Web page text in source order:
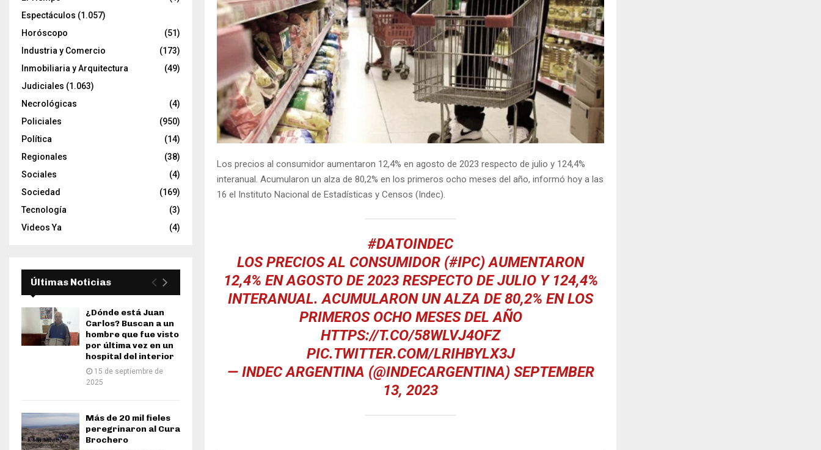
Los precios al consumidor aumentaron 12,4% en agosto de 2023 respecto de julio y 124,4%
interanual. Acumularon un alza de 80,2% en los primeros ocho meses del año, informó hoy a las
16 el Instituto Nacional de Estadísticas y Censos (Indec).
#DATOINDEC
LOS PRECIOS AL CONSUMIDOR (#IPC) AUMENTARON
12,4% EN AGOSTO DE 2023 RESPECTO DE JULIO Y 124,4%
INTERANUAL. ACUMULARON UN ALZA DE 80,2% EN LOS
PRIMEROS OCHO MESES DEL AÑO
HTTPS://T.CO/58WLVJ4OFZ
PIC.TWITTER.COM/LRIHBYLX3J
— INDEC ARGENTINA (@INDECARGENTINA) SEPTEMBER
13, 2023
Espectáculos (1.057)
Horóscopo
(51)
Industria y Comercio
(173)
Inmobiliaria y Arquitectura
(49)
Judiciales (1.063)
Necrológicas
(4)
Policiales
(950)
Política
(14)
Regionales
(38)
Sociales
(4)
Sociedad
(169)
Tecnología
(3)
Videos Ya
(4)
Últimas Noticias
¿Dónde está Juan
Carlos? Buscan a un
hombre que fue visto
por última vez en un
hospital del interior
15 de septiembre de
2025
Más de 20 mil fieles
peregrinaron al Cura
Brochero